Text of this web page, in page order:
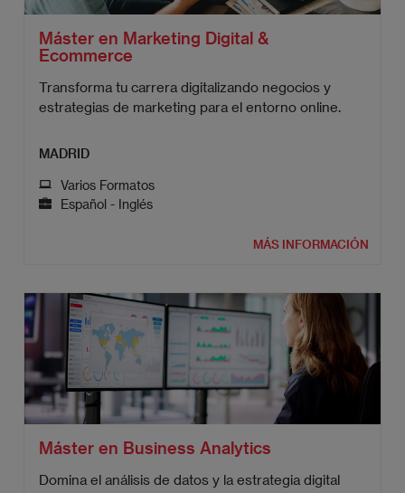
Máster en Marketing Digital &
Ecommerce
Transforma tu carrera digitalizando negocios y
estrategias de marketing para el entorno online.
MADRID
Varios Formatos
Español - Inglés
MÁS INFORMACIÓN
Máster en Business Analytics
Domina el análisis de datos y la estrategia digital